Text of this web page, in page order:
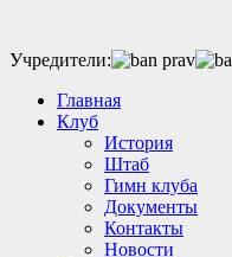
Учредители:
Главная
Клуб
История
Штаб
Гимн клуба
Документы
Контакты
Новости